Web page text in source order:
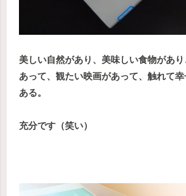
美しい自然があり、美味しい食物があ
あって、観たい映画があって、触れて
ある。
充分です（笑い）